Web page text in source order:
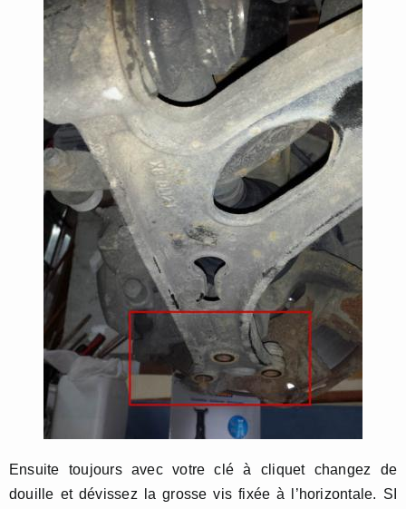
Ensuite toujours avec votre clé à cliquet changez de
douille et dévissez la grosse vis fixée à l’horizontale. SI